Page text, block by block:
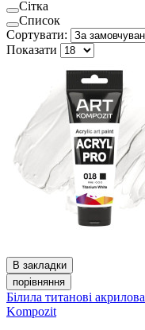
Сітка
Список
Сортувати:
Показати
В закладки
порівняння
Білила титанові
Kompozit